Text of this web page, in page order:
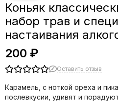
Коньяк
набор трав и
настаивания
200 ₽
Оставить отзыв
Карамель, с ноткой ореха и
послевкусии, удивят и